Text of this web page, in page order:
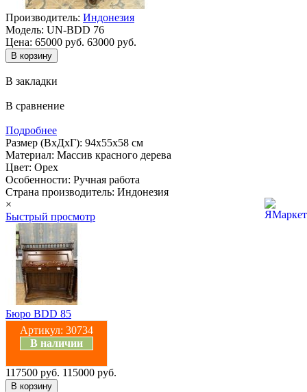
Производитель: Индонезия
Модель: UN-BDD 76
Цена: 65000 руб. 63000 руб.
В закладки
В сравнение
Подробнее
Размер (ВхДхГ): 94х55х58 см
Материал: Массив красного дерева
Цвет: Орех
Особенности: Ручная работа
Страна производитель: Индонезия
×
Быстрый просмотр
Бюро BDD 85
Артикул: 30734
В наличии
117500 руб. 115000 руб.